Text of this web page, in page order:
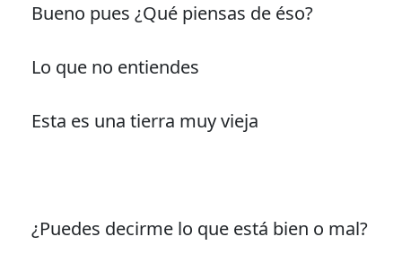
Bueno pues ¿Qué piensas de éso?
Lo que no entiendes
Esta es una tierra muy vieja
¿Puedes decirme lo que está bien o mal?